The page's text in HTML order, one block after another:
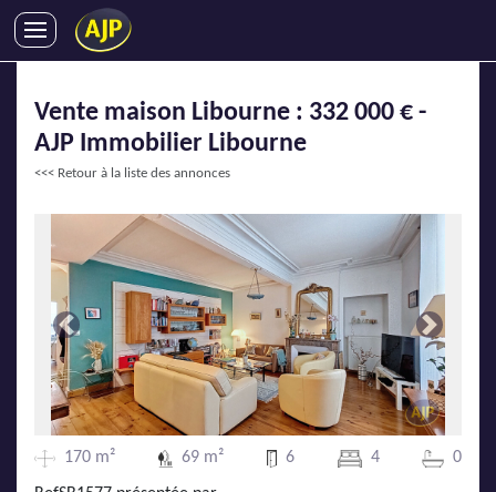
VENTES
LOCATIONS
GESTION LOCATIVE
SYNDIC
LMNP
IMMOBILIER NEUF
LOCATIONS DE VACANCES
ENTREPRISES
DEVENIR FRANCHISÉ
AJP Recrute
Vente maison Libourne : 332 000 € -
AJP Immobilier Libourne
<<< Retour à la liste des annonces
Précédente Suivante
170 m² 69 m² 6 4 0